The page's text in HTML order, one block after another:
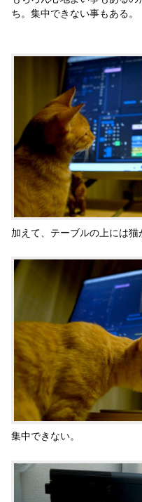
ち。集中できない事もある。
加えて、テーブルの上には猫
集中できない。